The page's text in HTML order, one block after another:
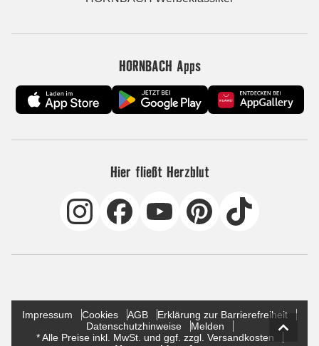
HORNBACH Apps
Hier fließt Herzblut
Impressum Cookies AGB
Erklärung zur Barrierefreiheit
Datenschutzhinweise
Melden
* Alle Preise inkl. MwSt. und ggf. zzgl. Versandkosten